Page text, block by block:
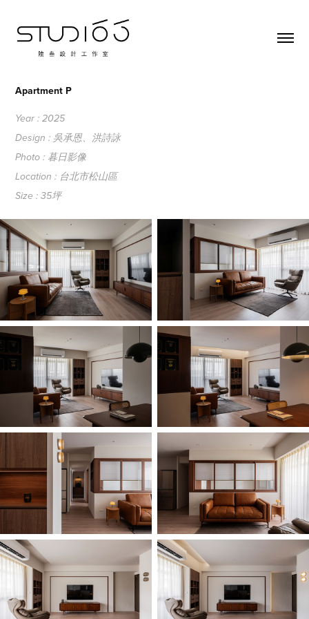
Apartment P
Year : 2025
Design : 吳承恩、洪詩詠
Photo : 暮日影像
Location : 台北市松山區
Size : 35坪